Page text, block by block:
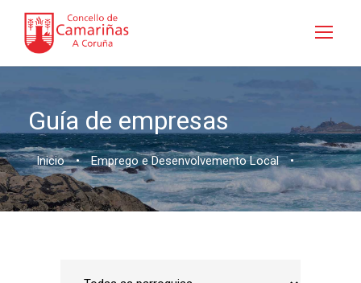
Guía de empresas
Inicio • Emprego e Desenvolvemento Local •